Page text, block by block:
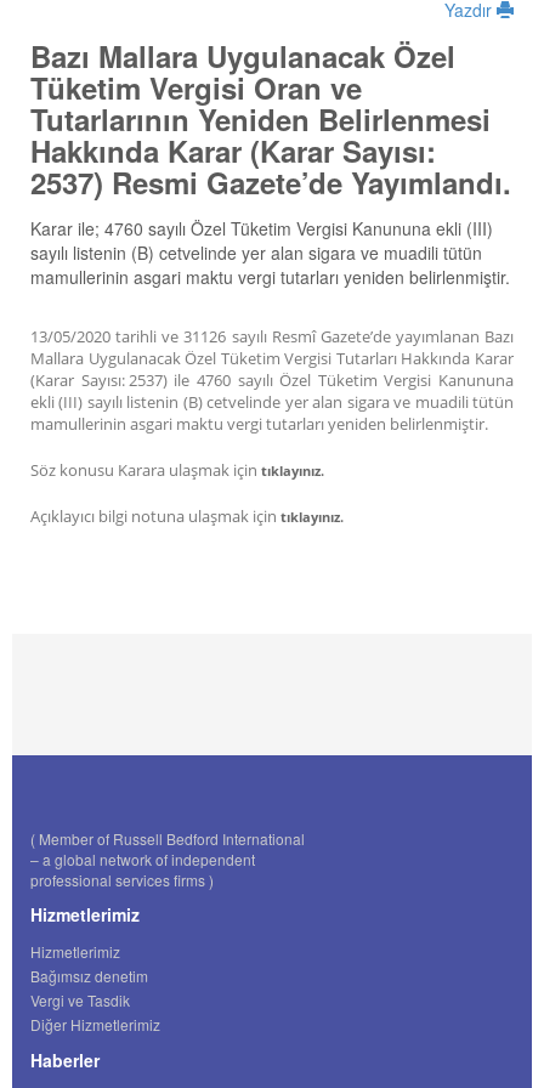
Yazdır
Bazı Mallara Uygulanacak Özel
Tüketim Vergisi Oran ve
Tutarlarının Yeniden Belirlenmesi
Hakkında Karar (Karar Sayısı:
2537) Resmi Gazete’de Yayımlandı.
Karar ile; 4760 sayılı Özel Tüketim Vergisi Kanununa ekli (III)
sayılı listenin (B) cetvelinde yer alan sigara ve muadili tütün
mamullerinin asgari maktu vergi tutarları yeniden belirlenmiştir.
13/05/2020 tarihli ve 31126 sayılı Resmî Gazete’de yayımlanan Bazı
Mallara Uygulanacak Özel Tüketim Vergisi Tutarları Hakkında Karar
(Karar Sayısı: 2537) ile 4760 sayılı Özel Tüketim Vergisi Kanununa
ekli (III) sayılı listenin (B) cetvelinde yer alan sigara ve muadili tütün
mamullerinin asgari maktu vergi tutarları yeniden belirlenmiştir.
Söz konusu Karara ulaşmak için tıklayınız.
Açıklayıcı bilgi notuna ulaşmak için tıklayınız.
( Member of Russell Bedford International
– a global network of independent
professional services firms )
Hizmetlerimiz
Hizmetlerimiz
Bağımsız denetim
Vergi ve Tasdik
Diğer Hizmetlerimiz
Haberler